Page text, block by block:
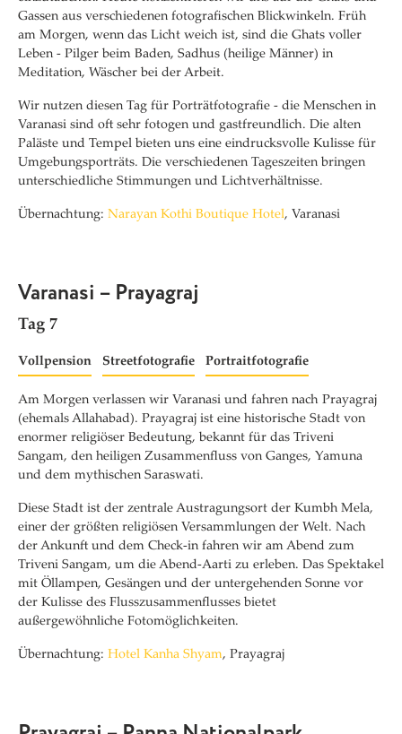
Gassen aus verschiedenen fotografischen Blickwinkeln. Früh
am Morgen, wenn das Licht weich ist, sind die Ghats voller
Leben - Pilger beim Baden, Sadhus (heilige Männer) in
Meditation, Wäscher bei der Arbeit.
Wir nutzen diesen Tag für Porträtfotografie - die Menschen in
Varanasi sind oft sehr fotogen und gastfreundlich. Die alten
Paläste und Tempel bieten uns eine eindrucksvolle Kulisse für
Umgebungsporträts. Die verschiedenen Tageszeiten bringen
unterschiedliche Stimmungen und Lichtverhältnisse.
Übernachtung: Narayan Kothi Boutique Hotel, Varanasi
Varanasi – Prayagraj
Tag 7
Vollpension Streetfotografie Portraitfotografie
Am Morgen verlassen wir Varanasi und fahren nach Prayagraj
(ehemals Allahabad). Prayagraj ist eine historische Stadt von
enormer religiöser Bedeutung, bekannt für das Triveni
Sangam, den heiligen Zusammenfluss von Ganges, Yamuna
und dem mythischen Saraswati.
Diese Stadt ist der zentrale Austragungsort der Kumbh Mela,
einer der größten religiösen Versammlungen der Welt. Nach
der Ankunft und dem Check-in fahren wir am Abend zum
Triveni Sangam, um die Abend-Aarti zu erleben. Das Spektakel
mit Öllampen, Gesängen und der untergehenden Sonne vor
der Kulisse des Flusszusammenflusses bietet
außergewöhnliche Fotomöglichkeiten.
Übernachtung: Hotel Kanha Shyam, Prayagraj